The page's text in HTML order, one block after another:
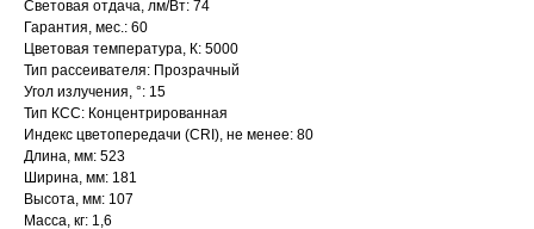
Световая отдача, лм/Вт: 74
Гарантия, мес.: 60
Цветовая температура, К: 5000
Тип рассеивателя: Прозрачный
Угол излучения, °: 15
Тип КСС: Концентрированная
Индекс цветопередачи (CRI), не менее: 80
Длина, мм: 523
Ширина, мм: 181
Высота, мм: 107
Масса, кг: 1,6